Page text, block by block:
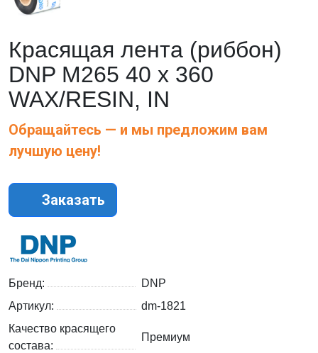
Красящая лента (риббон)
DNP M265 40 x 360
WAX/RESIN, IN
Обращайтесь — и мы предложим вам
лучшую цену!
Заказать
Бренд:
DNP
Артикул:
dm-1821
Качество красящего
состава:
Премиум